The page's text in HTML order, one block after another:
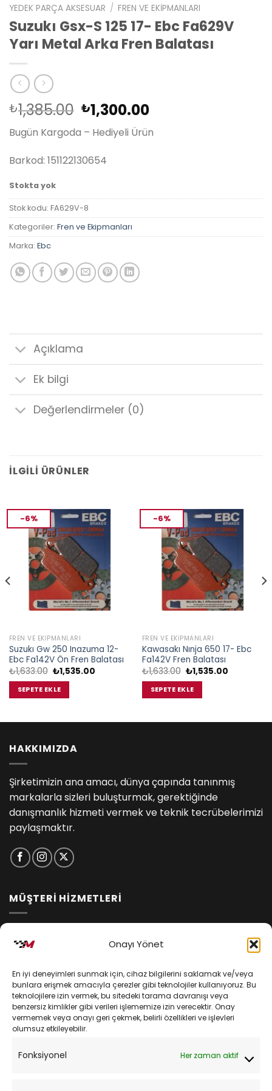
Onayı Yönet
En iyi deneyimleri sunmak için, cihaz bilgilerini saklamak ve/veya
bunlara erişmek amacıyla çerezler gibi teknolojiler kullanıyoruz. Bu
teknolojilere izin vermek, bu sitedeki tarama davranışı veya
benzersiz kimlikler gibi verileri işlememize izin verecektir. Onay
vermemek veya onayı geri çekmek, belirli özellikleri ve işlevleri
olumsuz etkileyebilir.
Fonksiyonel Her zaman aktif
YEDEK PARÇA AKSESUAR / FREN VE EKIPMANLARI
Suzukı Gsx-S 125 17- Ebc Fa629V
Yarı Metal Arka Fren Balatası
₺1,385.00 Orijinal
fiyat:
₺1,385.00.
₺1,300.00Şu
fiyat:
Bugün Kargoda – Hediyeli Ürün
Barkod: 151122130654
Stokta yok
Stok kodu: FA629V-8
Kategoriler: Fren ve Ekipmanları
Marka: Ebc
Açıklama
Ek bilgi
Değerlendirmeler (0)
İLGILI ÜRÜNLER
-6%
FREN VE EKIPMANLARI
Suzukı Gw 250 Inazuma 12-
Ebc Fa142V Ön Fren Balatası
₺1,633.00 Orijinal
fiyat:
₺1,633.00.
₺1,535.00Şu
SEPETE EKLE
-6%
FREN VE EKIPMANLARI
Kawasakı Nınja 650 17- Ebc
Fa142V Fren Balatası
₺1,633.00 Orijinal
fiyat:
₺1,633.00.
₺1,535.00Şu
SEPETE EKLE
HAKKIMIZDA
Şirketimizin ana amacı, dünya çapında tanınmış
markalarla sizleri buluşturmak, gerektiğinde
danışmanlık hizmeti vermek ve teknik tecrübelerimizi
paylaşmaktır.
MÜŞTERİ HİZMETLERİ
Kişisel Verilerin Korunması
Mesafeli Satış Sözleşmesi